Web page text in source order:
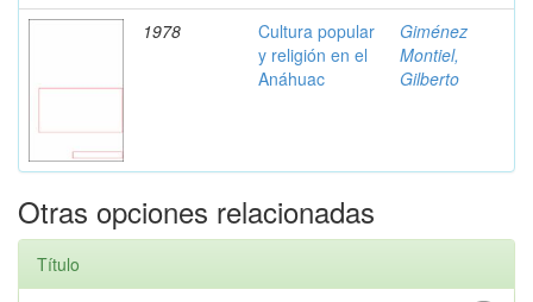
1978
Cultura popular
y religión en el
Anáhuac
Giménez
Montiel,
Gilberto
Otras opciones relacionadas
Título